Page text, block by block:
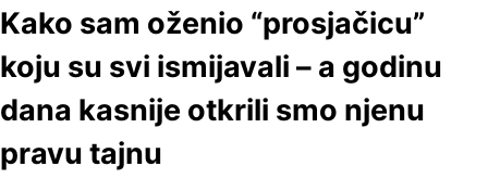
Kako sam oženio “prosjačicu”
koju su svi ismijavali – a godinu
dana kasnije otkrili smo njenu
pravu tajnu